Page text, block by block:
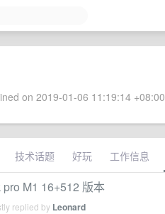
on 2019-01-06 11:19:14 +08:00
技术话题 好玩 工作信息
M1 16+512 版本
replied by Leonard